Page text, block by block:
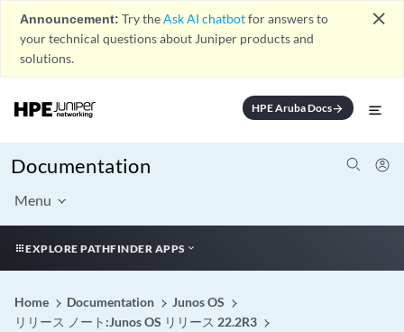
Announcement: Try theAsk AI chatbotfor answers to
your technical questions about Juniper products and
solutions.
close
HPE Aruba Docsarrow_forward
Documentation
Menu
EXPLORE PATHFINDER APPS
Home Documentation
Junos OS
リリース ノート:Junos OS リリース 22.2R3